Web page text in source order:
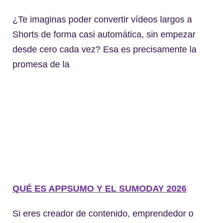
¿Te imaginas poder convertir vídeos largos a
Shorts de forma casi automática, sin empezar
desde cero cada vez? Esa es precisamente la
promesa de la
QUÉ ES APPSUMO Y EL SUMODAY 2026
Si eres creador de contenido, emprendedor o